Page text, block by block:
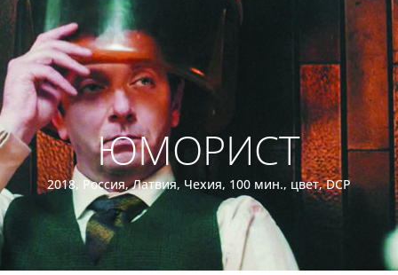
ЮМОРИСТ
2018, Россия, Латвия, Чехия, 100 мин., цвет, DCP